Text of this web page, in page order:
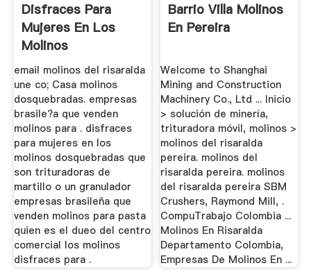
Disfraces Para
Mujeres En Los
Molinos
Dosquebradas
email molinos del risaralda
une co; Casa molinos
dosquebradas. empresas
brasile?a que venden
molinos para . disfraces
para mujeres en los
molinos dosquebradas que
son trituradoras de
martillo o un granulador
empresas brasileña que
venden molinos para pasta
quien es el dueo del centro
comercial los molinos
disfraces para .
Barrio Villa Molinos
En Pereira
Welcome to Shanghai
Mining and Construction
Machinery Co., Ltd ... Inicio
> solución de minería,
trituradora móvil, molinos >
molinos del risaralda
pereira. molinos del
risaralda pereira. molinos
del risaralda pereira SBM
Crushers, Raymond Mill, .
CompuTrabajo Colombia ...
Molinos En Risaralda
Departamento Colombia,
Empresas De Molinos En ...